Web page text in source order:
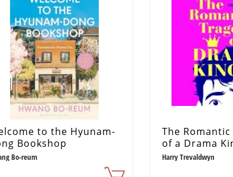
to the Hyunam-
Bookshop
Bo-reum
The Romantic
of a Drama
Harry Trevaldwyn